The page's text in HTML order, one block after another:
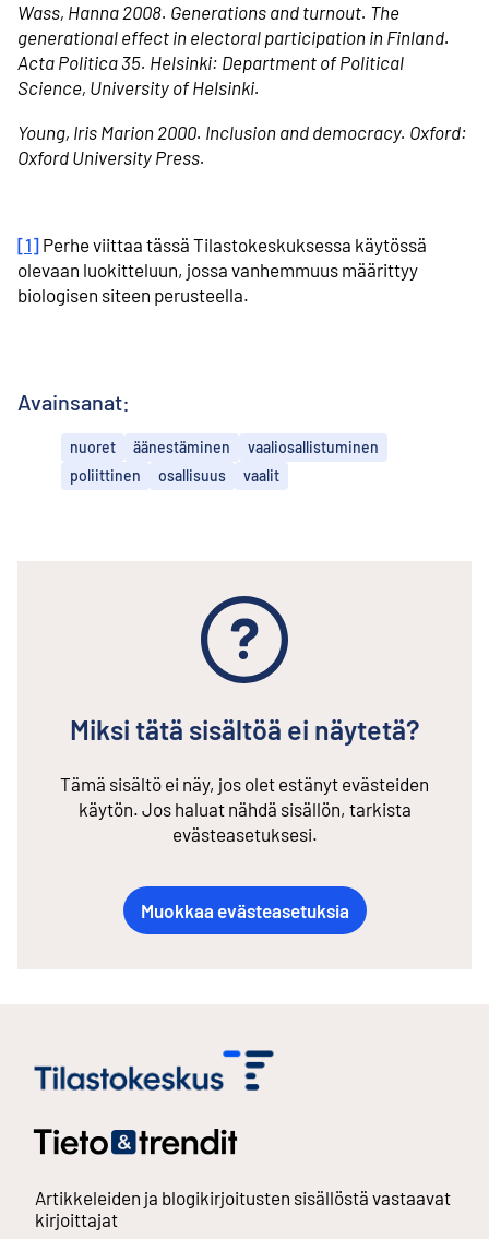
Wass, Hanna 2008. Generations and turnout. The
generational effect in electoral participation in Finland.
Acta Politica 35. Helsinki: Department of Political
Science, University of Helsinki.
Young, Iris Marion 2000. Inclusion and democracy. Oxford:
Oxford University Press.
[1] Perhe viittaa tässä Tilastokeskuksessa käytössä
olevaan luokitteluun, jossa vanhemmuus määrittyy
biologisen siteen perusteella.
Avainsanat:
nuoret äänestäminen
vaaliosallistuminen
poliittinen
osallisuus vaalit
Miksi tätä sisältöä ei näytetä?
Tämä sisältö ei näy, jos olet estänyt evästeiden
käytön. Jos haluat nähdä sisällön, tarkista
evästeasetuksesi.
Muokkaa evästeasetuksia
Artikkeleiden ja blogikirjoitusten sisällöstä vastaavat
kirjoittajat